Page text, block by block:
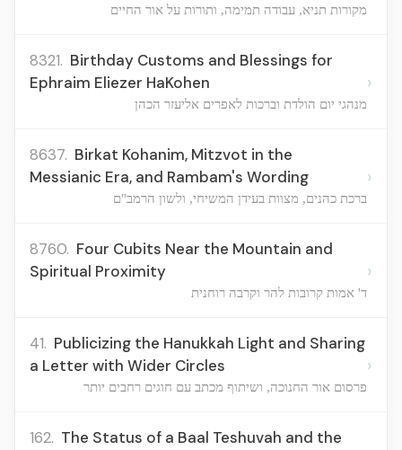
מקורות תניא, עבודה תמימה, ותורות על אור החיים
8321. Birthday Customs and Blessings for
Ephraim Eliezer HaKohen
מנהגי יום הולדת וברכות לאפרים אליעזר הכהן
›
8637. Birkat Kohanim, Mitzvot in the
Messianic Era, and Rambam's Wording
ברכת כהנים, מצוות בעידן המשיחי, ולשון הרמב"ם
›
8760. Four Cubits Near the Mountain and
Spiritual Proximity
ד' אמות קרובות להר וקרבה רוחנית
›
41. Publicizing the Hanukkah Light and Sharing
a Letter with Wider Circles
פרסום אור החנוכה, ושיתוף מכתב עם חוגים רחבים יותר
›
162. The Status of a Baal Teshuvah and the